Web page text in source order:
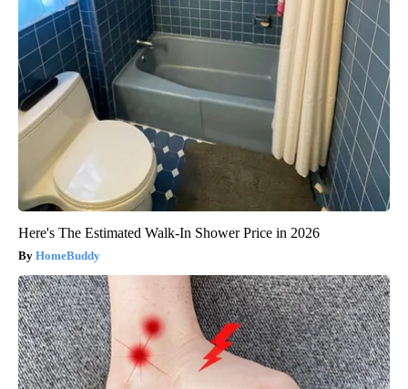
Here's The Estimated Walk-In Shower Price in 2026
HomeBuddy